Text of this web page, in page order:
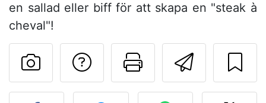
en sallad eller biff för att skapa en "steak à
cheval"!
Skriv ut
Ställa en fråga till
Lägg upp ditt foto av